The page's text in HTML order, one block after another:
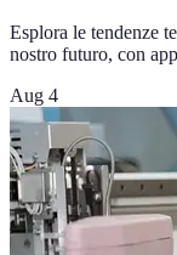
Esplora le tendenze
nostro futuro, con
Aug 4